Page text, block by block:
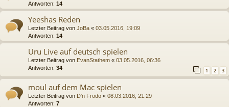
Antworten: 14
Yeeshas Reden
Letzter Beitrag von JoBa « 03.05.2016, 19:09
Antworten: 14
Uru Live auf deutsch spielen
Letzter Beitrag von EvanStathem « 03.05.2016, 06:36
Antworten: 34 1 2 3
moul auf dem Mac spielen
Letzter Beitrag von D'n Frodo « 08.03.2016, 21:29
Antworten: 7